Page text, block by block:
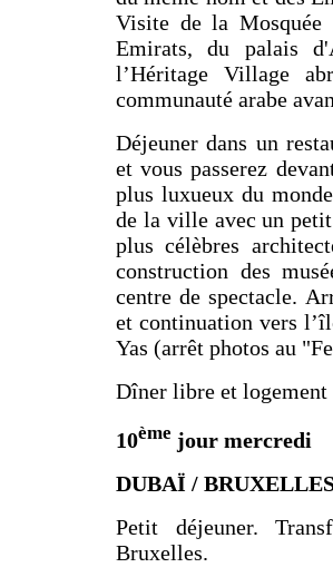
Visite de la
Emirats, du palais
l’Héritage Village
communauté arabe
Déjeunerdans un
et vous passerez
plus luxueux du
de la ville avec un
plus célèbres
construction des
centre de spectacle.
et continuation vers l’
Yas (arrêt photos au
Dîner libre et logement
10ème jour mercredi
DUBAÏ /
Petit déjeuner.
Bruxelles.